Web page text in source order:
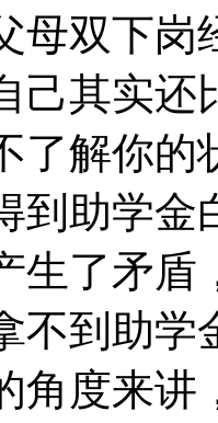
母双下岗
己其实还
了解你
到助学
生了矛盾
不到助学
角度来讲